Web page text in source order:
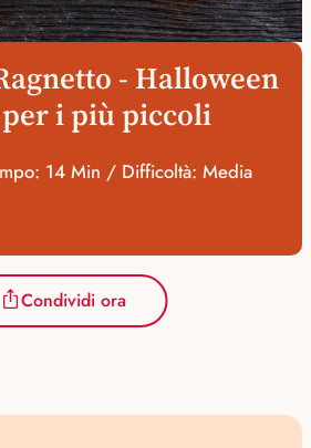
- Halloween
i più piccoli
14 Min / Difficoltà: Media
Condividi ora